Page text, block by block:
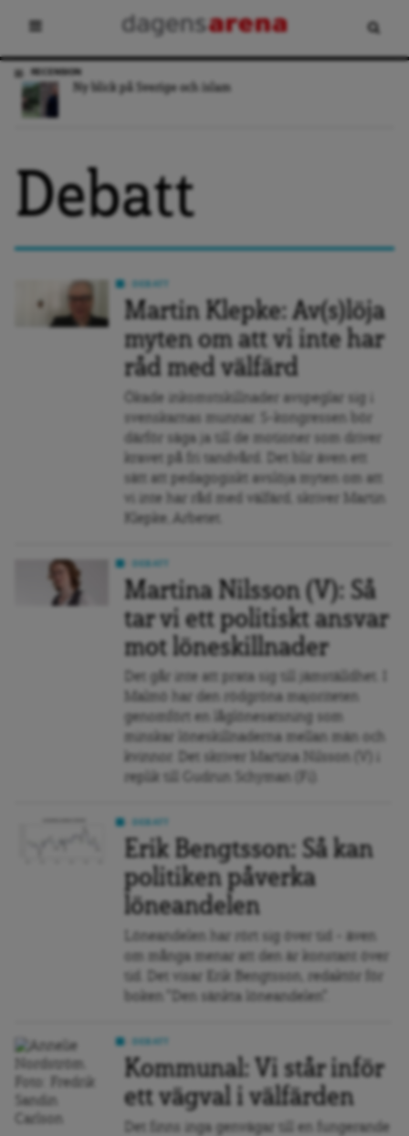
RECENSION
Ny blick på Sverige och islam
Debatt
Martin Klepke: Av(s)löja
myten om att vi inte har
råd med välfärd
Ökade inkomstskillnader avspeglar sig i
svenskarnas munnar. S-kongressen bör
därför säga ja till de motioner som driver
kravet på fri tandvård. Det blir även ett
sätt att pedagogiskt avslöja myten om att
vi inte har råd med välfärd, skriver Martin
Klepke, Arbetet.
Martina Nilsson (V): Så
tar vi ett politiskt ansvar
mot löneskillnader
Det går inte att prata sig till jämställdhet. I
Malmö har den rödgröna majoriteten
genomfört en låglönesatsning som
minskar löneskillnaderna mellan män och
kvinnor. Det skriver Martina Nilsson (V) i
replik till Gudrun Schyman (Fi).
Erik Bengtsson: Så kan
politiken påverka
löneandelen
Löneandelen har rört sig över tid - även
om många menar att den är konstant över
tid. Det visar Erik Bengtsson, redaktör för
boken "Den sänkta löneandelen".
Kommunal: Vi står inför
ett vägval i välfärden
Det finns inga genvägar till en fungerande